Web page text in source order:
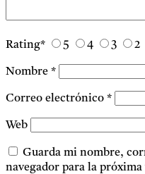
Rating* 5 4 3 2
Nombre *
Correo electrónico *
Web
Guarda mi nombre,
navegador para la próxima